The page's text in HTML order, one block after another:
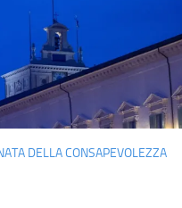
DELLA CONSAPEVOLEZZA